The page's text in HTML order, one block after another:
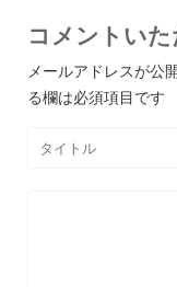
コメントい
メールアドレスが公
る欄は必須項目です